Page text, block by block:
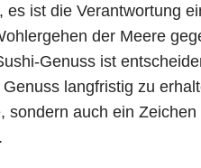
ist die Verantwortung
der Meere
Genuss ist
langfristig zu
sondern auch ein